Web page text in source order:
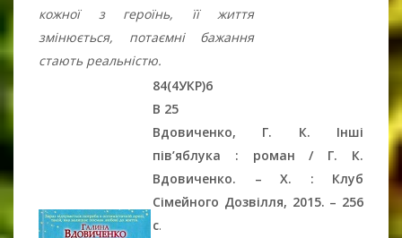
кожної з героїнь, її життя
змінюється, потаємні бажання
стають реальністю.
84(4УКР)6
В 25
Вдовиченко, Г. К. Інші
пів’яблука : роман / Г. К.
Вдовиченко. – Х. : Клуб
Сімейного Дозвілля, 2015. – 256
c.